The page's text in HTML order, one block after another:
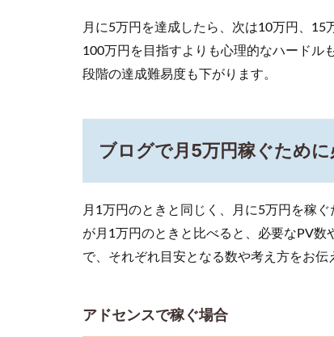
アフ
ィリ
エイ
場合
3.3
円の
にな
るま
での
年数
ブ
月に5万円を達成したら、次は10万円、
100万円を目指すよりも心理的なハードル
段階の達成難易度も下がります。
ブログで月5万円稼ぐために
月1万円のときと同じく、月に5万円を稼
が月1万円のときと比べると、必要なPV
で、それぞれ目安となる数や考え方をお伝
アドセンスで稼ぐ場合